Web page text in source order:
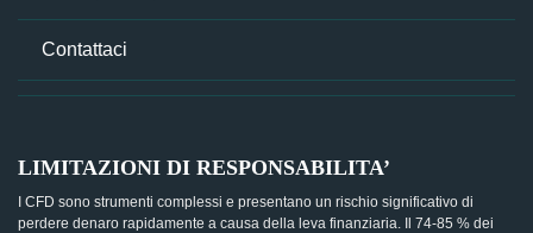
Contattaci
LIMITAZIONI DI RESPONSABILITA’
I CFD sono strumenti complessi e presentano un rischio significativo di
perdere denaro rapidamente a causa della leva finanziaria. Il 74-85 % dei